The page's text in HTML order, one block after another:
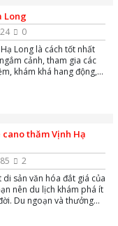
Long
0
Long là cách tốt nhất
cảnh, tham gia các
khám khá hang động,
thăm Vịnh Hạ
2
di sản văn hóa đắt giá của
nên du lịch khám phá ít
Du ngoạn và thưởng